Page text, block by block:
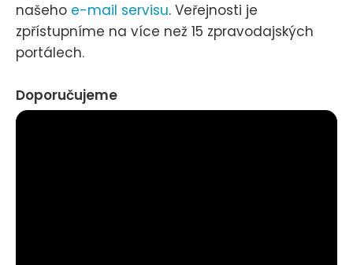
našeho e-mail servisu. Veřejnosti je
zpřístupníme na více než 15 zpravodajských
portálech.
Doporučujeme